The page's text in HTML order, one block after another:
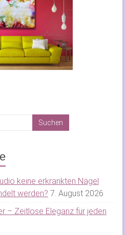
keine erkrankten Nägel
werden? 7. August 2026
– Zeitlose Eleganz für jeden